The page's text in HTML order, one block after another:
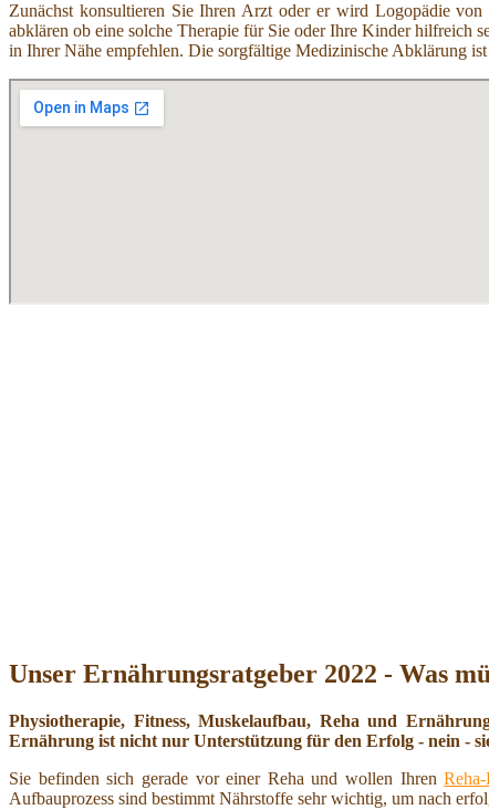
Zunächst konsultieren Sie Ihren Arzt oder er wird Logopädie
abklären ob eine solche Therapie für Sie oder Ihre Kinder hilfreich
in Ihrer Nähe empfehlen. Die sorgfältige Medizinische Abklärung
Unser Ernährungsratgeber 2022 - Was
Physiotherapie, Fitness, Muskelaufbau, Reha und
Ernährung ist nicht nur Unterstützung für den Erfolg - nein -
Sie befinden sich gerade vor einer Reha und wollen Ihren
Aufbauprozess sind bestimmt Nährstoffe sehr wichtig, um nach